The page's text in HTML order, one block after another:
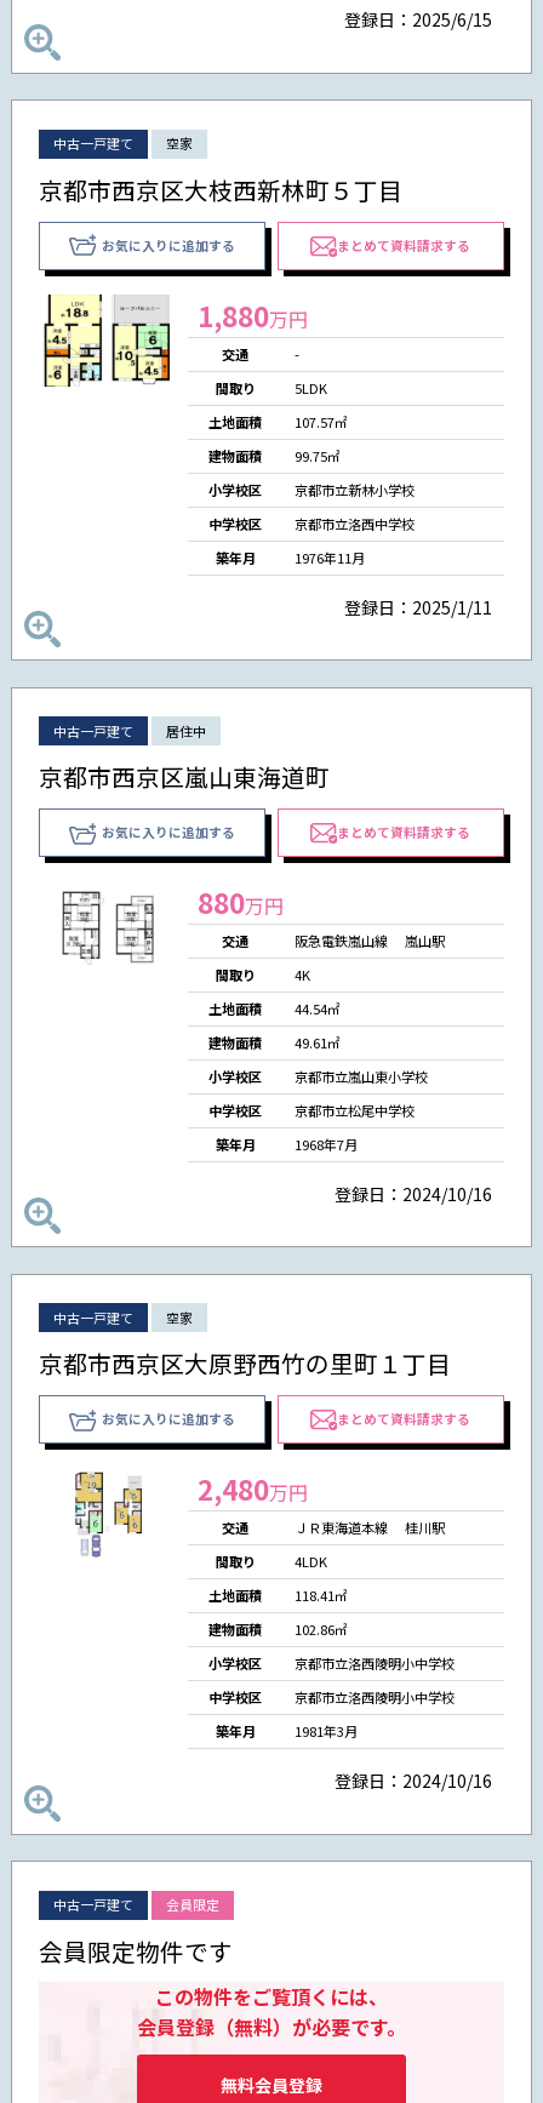
登録日：2025/6/15
中古一戸建て 空家
京都市西京区大枝西新林町５丁目
お気に入りに追加する まとめて資料請求する
1,880万円
交通
-
間取り
5LDK
土地面積
107.57㎡
建物面積
99.75㎡
小学校区
京都市立新林小学校
中学校区
京都市立洛西中学校
築年月
1976年11月
登録日：2025/1/11
中古一戸建て 居住中
京都市西京区嵐山東海道町
お気に入りに追加する まとめて資料請求する
880万円
交通
阪急電鉄嵐山線 嵐山駅
間取り
4K
土地面積
44.54㎡
建物面積
49.61㎡
小学校区
京都市立嵐山東小学校
中学校区
京都市立松尾中学校
築年月
1968年7月
登録日：2024/10/16
中古一戸建て 空家
京都市西京区大原野西竹の里町１丁目
お気に入りに追加する まとめて資料請求する
2,480万円
交通
ＪＲ東海道本線 桂川駅
間取り
4LDK
土地面積
118.41㎡
建物面積
102.86㎡
小学校区
京都市立洛西陵明小中学校
中学校区
京都市立洛西陵明小中学校
築年月
1981年3月
登録日：2024/10/16
中古一戸建て 会員限定
会員限定物件です
この物件をご覧頂くには、
会員登録（無料）が必要です。
無料会員登録